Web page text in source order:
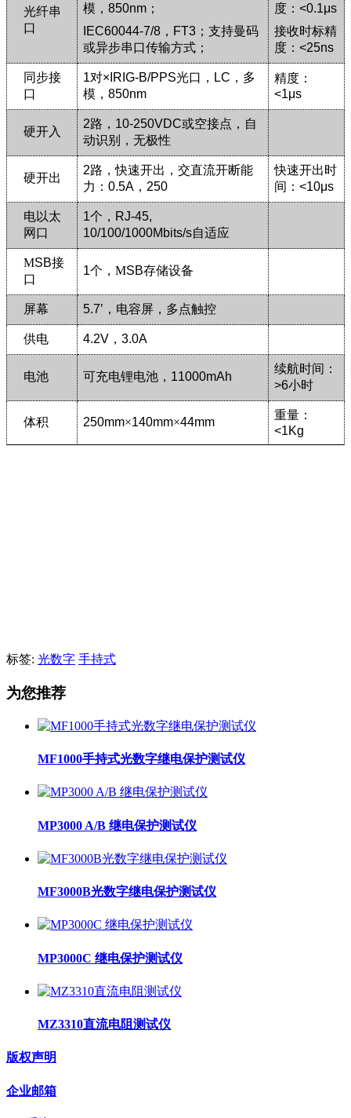
光纤串
口
模， 850nm ；
IEC60044-7/8 ， FT3 ；支持曼码
或异步串口传输方式；
度： <0.1μs
接收时标精
度： <25ns
同步接
口
1对×IRIG-B/PPS光口， LC ，多
模， 850nm
精度：
<1μs
硬开入
2路， 10-250VDC或空接点，自
动识别，无极性
硬开出
2路，快速开出，交直流开断能
力： 0.5A ， 250
快速开出时
间： <10μs
电以太
网口
1个， RJ-45,
10/100/1000Mbits/s自适应
ΜSB接
口
1个，ΜSB存储设备
屏幕 5.7’ ，电容屏，多点触控
供电 4.2V ， 3.0A
电池 可充电锂电池， 11000mAh
续航时间：
>6小时
体积 250mm×140mm×44mm
重量：
<1Kg
标签: 光数字 手持式
为您推荐
MF1000手持式光数字继电保护测试仪
MP3000 A/B 继电保护测试仪
MF3000B光数字继电保护测试仪
MP3000C 继电保护测试仪
MZ3310直流电阻测试仪
版权声明
企业邮箱